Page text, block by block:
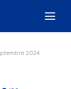

2024